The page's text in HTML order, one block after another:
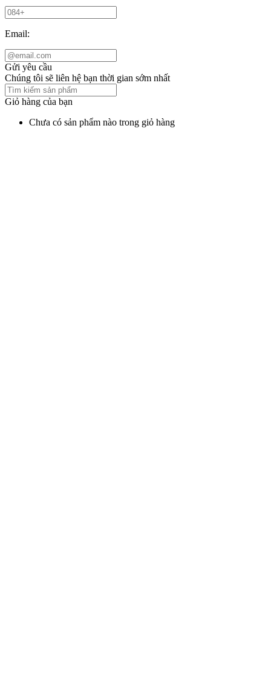
Email:
Gửi yêu cầu
Chúng tôi sẽ liên hệ bạn thời gian sớm nhất
Giỏ hàng của bạn
Chưa có sản phẩm nào trong giỏ hàng